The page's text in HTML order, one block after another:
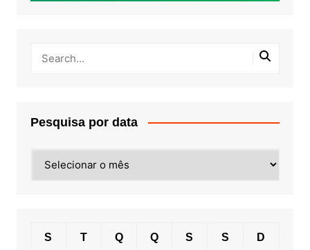
Pesquisa por data
por
S T Q Q S S D